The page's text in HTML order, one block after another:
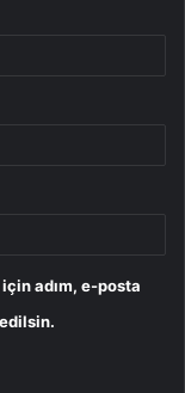
adım, e-posta